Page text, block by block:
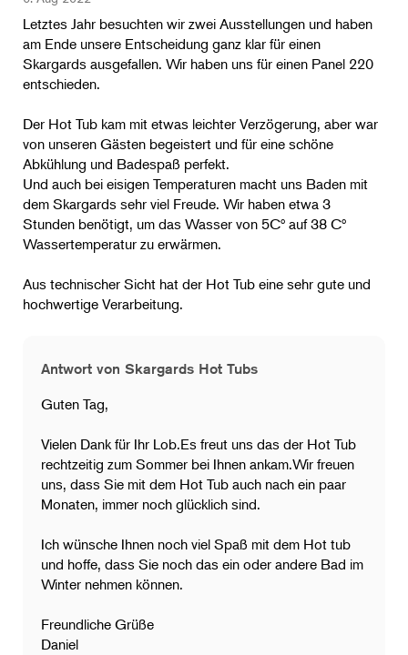
Letztes Jahr besuchten wir zwei Ausstellungen und haben
am Ende unsere Entscheidung ganz klar für einen
Skargards ausgefallen. Wir haben uns für einen Panel 220
entschieden.
Der Hot Tub kam mit etwas leichter Verzögerung, aber war
von unseren Gästen begeistert und für eine schöne
Abkühlung und Badespaß perfekt.
Und auch bei eisigen Temperaturen macht uns Baden mit
dem Skargards sehr viel Freude. Wir haben etwa 3
Stunden benötigt, um das Wasser von 5Cº auf 38 Cº
Wassertemperatur zu erwärmen.
Aus technischer Sicht hat der Hot Tub eine sehr gute und
hochwertige Verarbeitung.
Antwort von Skargards Hot Tubs
Guten Tag,
Vielen Dank für Ihr Lob.Es freut uns das der Hot Tub
rechtzeitig zum Sommer bei Ihnen ankam.Wir freuen
uns, dass Sie mit dem Hot Tub auch nach ein paar
Monaten, immer noch glücklich sind.
Ich wünsche Ihnen noch viel Spaß mit dem Hot tub
und hoffe, dass Sie noch das ein oder andere Bad im
Winter nehmen können.
Freundliche Grüße
Daniel